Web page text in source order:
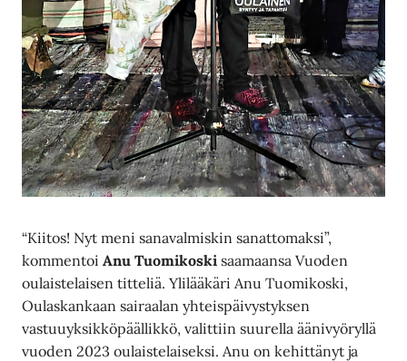
“Kiitos! Nyt meni sanavalmiskin sanattomaksi”,
kommentoiAnu Tuomikoski saamaansa Vuoden
oulaistelaisen titteliä. Ylilääkäri Anu Tuomikoski,
Oulaskankaan sairaalan yhteispäivystyksen
vastuuyksikköpäällikkö, valittiin suurella äänivyöryllä
vuoden 2023 oulaistelaiseksi. Anu on kehittänyt ja